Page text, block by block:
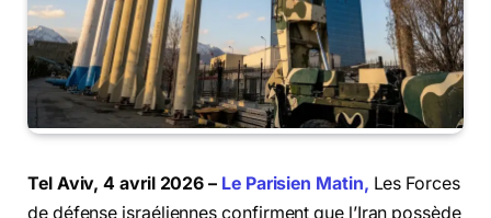
Tel Aviv, 4 avril 2026 – Le Parisien Matin, Les Forces
de défense israéliennes confirment que l’Iran possède